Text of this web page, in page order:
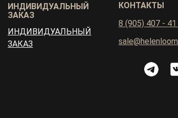
КОНТАКТЫ
8 (905) 407 - 41
ИНДИВИДУАЛЬНЫЙ
ЗАКАЗ
ИНДИВИДУАЛЬНЫЙ
ЗАКАЗ